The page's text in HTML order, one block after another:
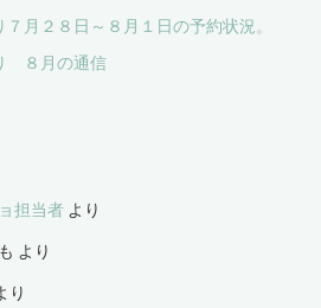
月２８日～８月１日の予約状況。
８月の通信
担当者 より
より
り